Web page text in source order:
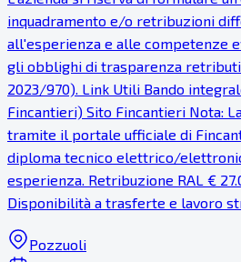
inquadramento e/o retribuzioni
all'esperienza e alle competenze
gli obblighi di trasparenza
2023/970). Link Utili Bando
Fincantieri) Sito Fincantieri Nota:
tramite il portale ufficiale di
diploma tecnico elettrico/
esperienza. Retribuzione RAL €
Disponibilità a trasferte e lavoro
Pozzuoli